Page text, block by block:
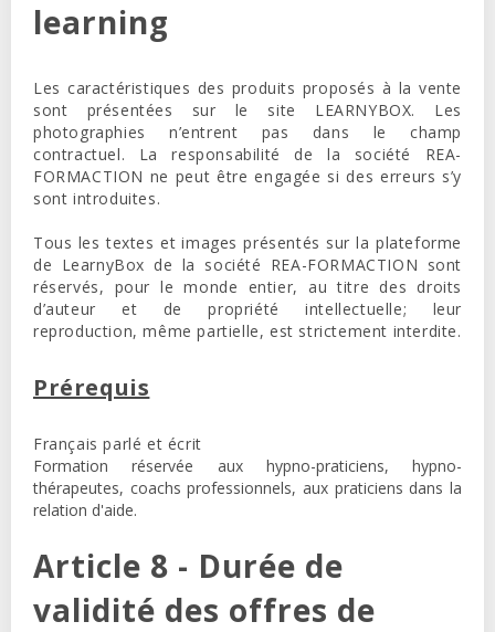
learning
Les caractéristiques des produits proposés à la vente
sont présentées sur le site LEARNYBOX. Les
photographies n’entrent pas dans le champ
contractuel. La responsabilité de la société REA-
FORMACTION ne peut être engagée si des erreurs s’y
sont introduites.
Tous les textes et images présentés sur la plateforme
de LearnyBox de la société REA-FORMACTION sont
réservés, pour le monde entier, au titre des droits
d’auteur et de propriété intellectuelle; leur
reproduction, même partielle, est strictement interdite.
Prérequis
Français parlé et écrit
Formation réservée aux hypno-praticiens, hypno-
thérapeutes, coachs professionnels, aux praticiens dans la
relation d'aide.
Article 8 - Durée de
validité des offres de